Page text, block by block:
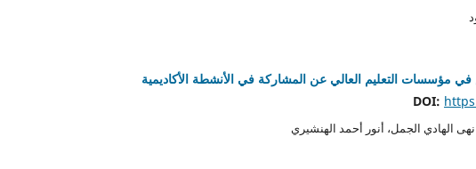
مؤسسات التعليم العالي عن المشاركة في الأنشطة الأكاديمية
DOI:
الهادي الجمل، أنور أحمد الهنشيري